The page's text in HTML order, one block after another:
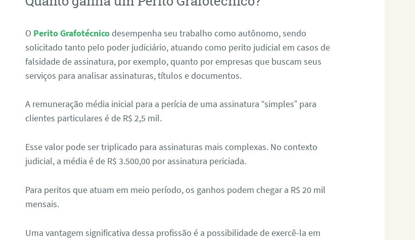
O Perito Grafotécnico desempenha seu trabalho como autônomo, sendo
solicitado tanto pelo poder judiciário, atuando como perito judicial em casos de
falsidade de assinatura, por exemplo, quanto por empresas que buscam seus
serviços para analisar assinaturas, títulos e documentos.
A remuneração média inicial para a perícia de uma assinatura “simples” para
clientes particulares é de R$ 2,5 mil.
Esse valor pode ser triplicado para assinaturas mais complexas. No contexto
judicial, a média é de R$ 3.500,00 por assinatura periciada.
Para peritos que atuam em meio período, os ganhos podem chegar a R$ 20 mil
mensais.
Uma vantagem significativa dessa profissão é a possibilidade de exercê-la em